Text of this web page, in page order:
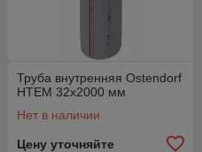
Труба внутренняя Ostendorf
HTEM 32x2000 мм
Нет в наличии
Цену уточняйте